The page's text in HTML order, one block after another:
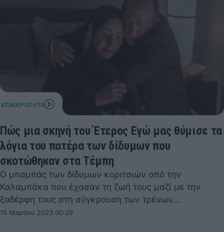
Πώς μια σκηνή του Έτερος Εγώ μας θύμισε τα
λόγια του πατέρα των δίδυμων που
σκοτώθηκαν στα Τέμπη
Ο μπαμπάς των δίδυμων κοριτσιών από την
Καλαμπάκα που έχασαν τη ζωή τους μαζί με την
ξαδέρφη τους στη σύγκρουση των τρένων…
15 Μαρτίου 2023 00:29